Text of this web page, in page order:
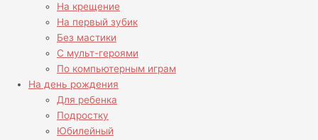
На крещение
На первый зубик
Без мастики
С мульт-героями
По компьютерным играм
На день рождения
Для ребенка
Подростку
Юбилейный